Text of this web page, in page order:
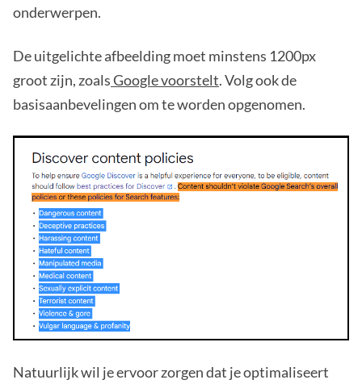
onderwerpen.
De uitgelichte afbeelding moet minstens 1200px
groot zijn, zoalsGoogle voorstelt. Volg ook de
basisaanbevelingen om te worden opgenomen.
Natuurlijk wil je ervoor zorgen dat je optimaliseert